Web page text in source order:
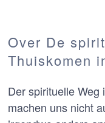
Over De
Thuiskomen
Der spirituelle Weg
machen uns nicht